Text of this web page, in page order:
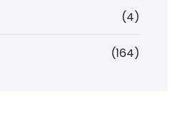
(4)
(164)